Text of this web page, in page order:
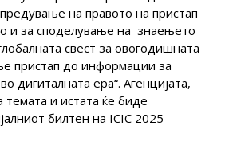
на правото на пристап
и за споделување на знаењето
свест за овогодишната
пристап до информации за
дигиталната ера“. Агенцијата,
темата и истата ќе биде
билтен на ICIC 2025